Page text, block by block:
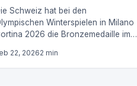
Schweiz hat bei den
Winterspielen in Milano
2026 die Bronzemedaille im
in dieser Disziplin seit
22, 20262 min